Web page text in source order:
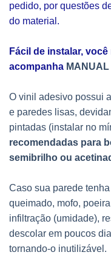
pedido, por questões
do material.
Fácil de instalar,
acompanha
O vinil adesivo possui
e paredes lisas,
pintadas (instalar no
recomendadas para
semibrilho ou
Caso sua parede
queimado, mofo,
infiltração (umidade),
descolar em poucos
tornando-o inutilizável.